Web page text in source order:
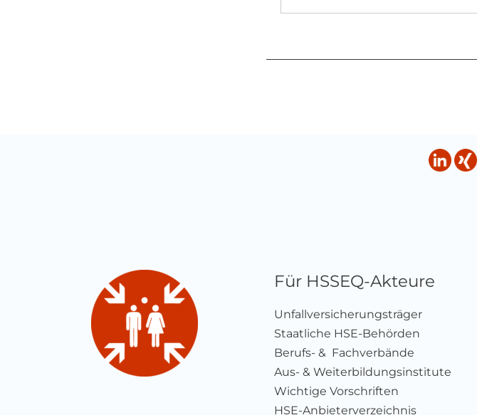
Für HSSEQ-Akteure
Unfallversicherungsträger
Staatliche HSE-Behörden
Berufs- & Fachverbände
Aus- & Weiterbildungsinstitute
Wichtige Vorschriften
HSE-Anbieterverzeichnis